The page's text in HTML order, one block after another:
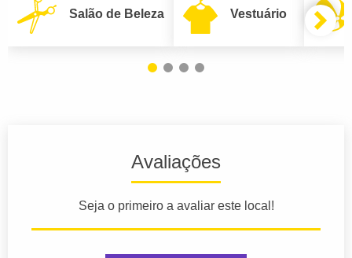
Salão de Beleza Vestuário
Avaliações
Seja o primeiro a avaliar este local!